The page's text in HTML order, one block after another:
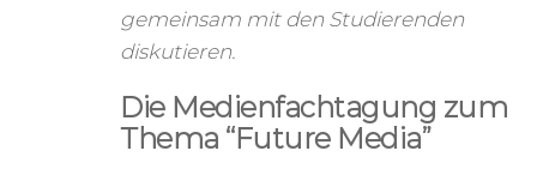
gemeinsam mit den Studierenden
diskutieren.
Die Medienfachtagung zum
Thema “Future Media”